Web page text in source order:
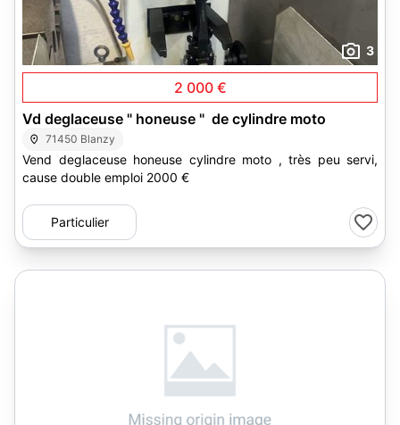
3
2 000 €
Vd deglaceuse " honeuse " de cylindre moto
71450 Blanzy
Vend deglaceuse honeuse cylindre moto , très peu servi,
cause double emploi 2000 €
Particulier